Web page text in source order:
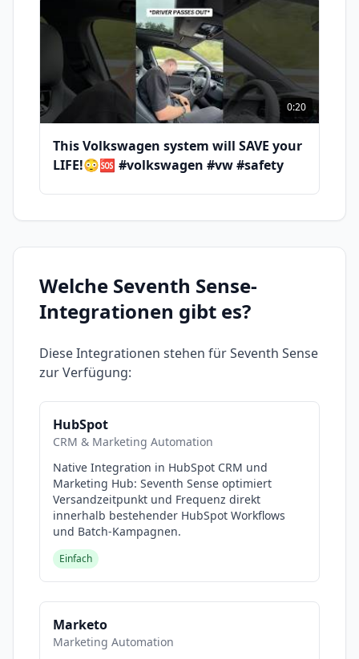
- ----- ----- ----- ----- ----- ----- ----- ----- ----- ----- ---
-- ----- ----- ----- ----- ----- ------ ----- #playstation
#shorts * alle Links die mit einem Stern
markiert sind, sind Affiliate Links/werbung
playstation 5 trick ps4 ps5 playstation sony,
schnelleres internet auf der playstation
0:20
This Volkswagen system will SAVE your
LIFE!😳🆘 #volkswagen #vw #safety
Welche Seventh Sense-
Integrationen gibt es?
Diese Integrationen stehen fürSeventh Sense
zur Verfügung:
HubSpot
CRM & Marketing Automation
Native Integration in HubSpot CRM und
Marketing Hub: Seventh Sense optimiert
Versandzeitpunkt und Frequenz direkt
innerhalb bestehender HubSpot Workflows
und Batch-Kampagnen.
Einfach
Marketo
Marketing Automation